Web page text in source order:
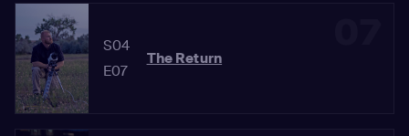
S04
E07
The Return